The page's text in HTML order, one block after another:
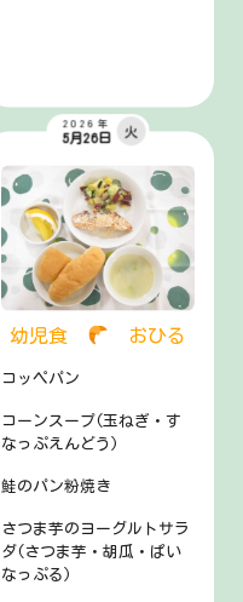
幼児食 おひる
2026年
5月26日
火
コッペパン
コーンスープ(玉ねぎ・す
なっぷえんどう)
鮭のパン粉焼き
さつま芋のヨーグルトサラ
ダ(さつま芋・胡瓜・ぱい
なっぷる)